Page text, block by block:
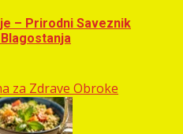
– Prirodni Saveznik
za Zdrave Obroke